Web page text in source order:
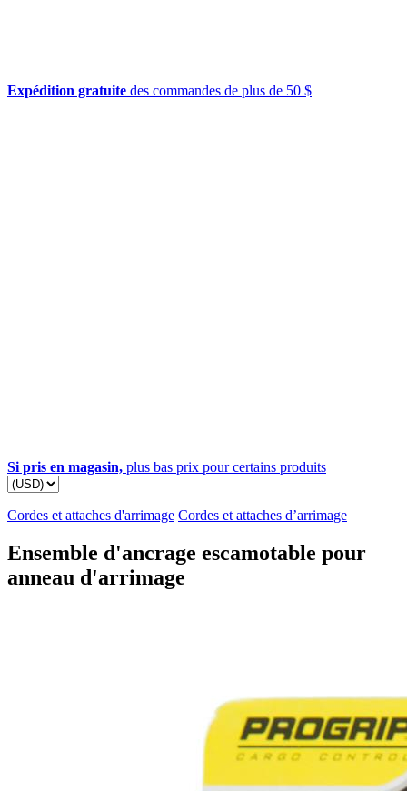
Expédition gratuite des commandes de plus de 50 $
Si pris en magasin, plus bas prix pour certains produits
Cordes et attaches d'arrimage Cordes et attaches d’arrimage
Ensemble d'ancrage escamotable pour
anneau d'arrimage